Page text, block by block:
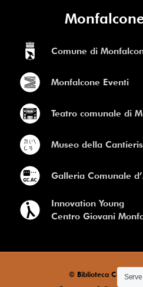
Comune di
Monfalcone Eventi
Teatro comunale di
Museo della
Galleria Comunale
Innovation Young
Centro Giovani
© Biblioteca